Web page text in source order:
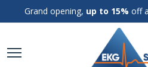
Grand opening, up to 15% off